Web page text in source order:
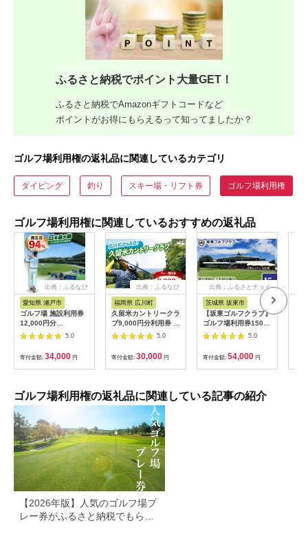
ふるさと納税でポイント大量GET！
ふるさと納税でAmazonギフトコードなど
ポイントがお得にもらえるって知ってましたか？
ゴルフ場利用権の返礼品に関連しているカテゴリ
ダイビング 釣り スキー場・リフト券 ゴルフ場利用権
ゴルフ場利用権に関連しているおすすめの返礼品
出典：ふるなび
愛知県 瀬戸市
ゴルフ場 施設利用券
12,000円分
[BBEC002]ゴルフ倶
楽部大樹 瀬戸店
5.0
寄付金額: 34,000 円
出典：ふるなび
福岡県 広川町
久留米カントリークラ
ブ9,000円分利用券 /
ゴルフ[AFAD007]
5.0
寄付金額: 30,000 円
出典：ふるさとチョイ
茨城県 坂東市
【坂東ゴルフクラブ】
ゴルフ場利用券15000
円分（寄付金額の3割
相当額分） ／ ゴルフ
プレー 都心から1時間
利用券 ゴルフ場 チケ
ット 茨城 ゴルフ 予約
立地 ゴルフラウンド
アウトドア スポーツ
5.0
寄付金額: 54,000 円
ゴルフ場利用権の返礼品に関連している記事の紹介
【2026年版】人気のゴルフ場プ
レー券がふるさと納税でもらえ